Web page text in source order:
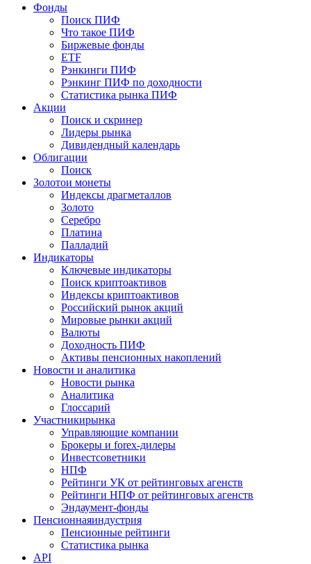
Фонды
Поиск ПИФ
Что такое ПИФ
Биржевые фонды
ETF
Рэнкинги ПИФ
Рэнкинг ПИФ по доходности
Статистика рынка ПИФ
Акции
Поиск и скринер
Лидеры рынка
Дивидендный календарь
Облигации
Поиск
Золотои монеты
Индексы драгметаллов
Золото
Серебро
Платина
Палладий
Индикаторы
Ключевые индикаторы
Поиск криптоактивов
Индексы криптоактивов
Российский рынок акций
Мировые рынки акций
Валюты
Доходность ПИФ
Активы пенсионных накоплений
Новости и аналитика
Новости рынка
Аналитика
Глоссарий
Участникирынка
Управляющие компании
Брокеры и forex-дилеры
Инвестсоветники
НПФ
Рейтинги УК от рейтинговых агенств
Рейтинги НПФ от рейтинговых агенств
Эндаумент-фонды
Пенсионнаяиндустрия
Пенсионные рейтинги
Статистика рынка
API